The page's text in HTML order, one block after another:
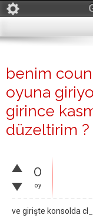
benim
oyuna
girince
düzeltirim ?
0
oy
ve girişte konsolda